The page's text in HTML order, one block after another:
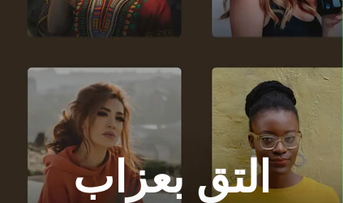
التقِ بعزاب